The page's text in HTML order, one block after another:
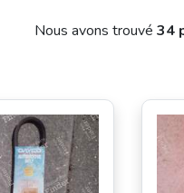
Nous avons trouvé 34